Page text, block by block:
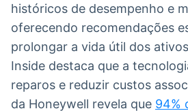
Em
históricos de desempenho e
oferecendo recomendações
prolongar a vida útil dos
Inside destaca que a
reparos e reduzir custos
da Honeywell revela que 94%